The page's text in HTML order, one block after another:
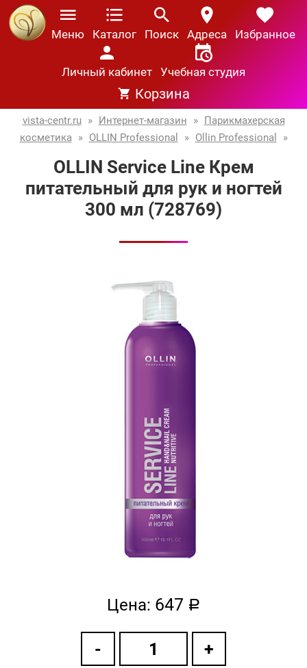
Меню Каталог Поиск Адреса Избранное
Личный кабинет Учебная студия
Корзина
vista-centr.ru » Интернет-магазин » Парикмахерская
косметика » OLLIN Professional » Ollin Professional »
OLLIN Service Line Крем
питательный для рук и ногтей
300 мл (728769)
Цена: 647 a